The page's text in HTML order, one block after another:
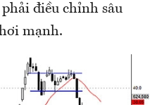
điều chỉnh sâu
mạnh.